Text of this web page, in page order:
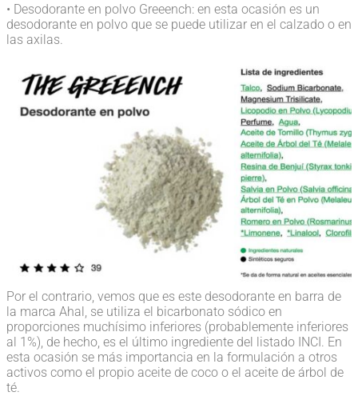
• Desodorante en polvo Greeench: en esta ocasión es un
desodorante en polvo que se puede utilizar en el calzado o en
las axilas.
Por el contrario, vemos que es este desodorante en barra de
la marca Ahal, se utiliza el bicarbonato sódico en
proporciones muchísimo inferiores (probablemente inferiores
al 1%), de hecho, es el último ingrediente del listado INCI. En
esta ocasión se más importancia en la formulación a otros
activos como el propio aceite de coco o el aceite de árbol de
té.